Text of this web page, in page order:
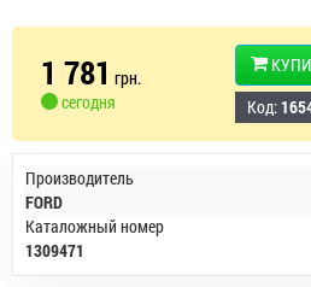
1 781 грн.
сегодня
Код:
Производитель
FORD
Каталожный номер
1309471